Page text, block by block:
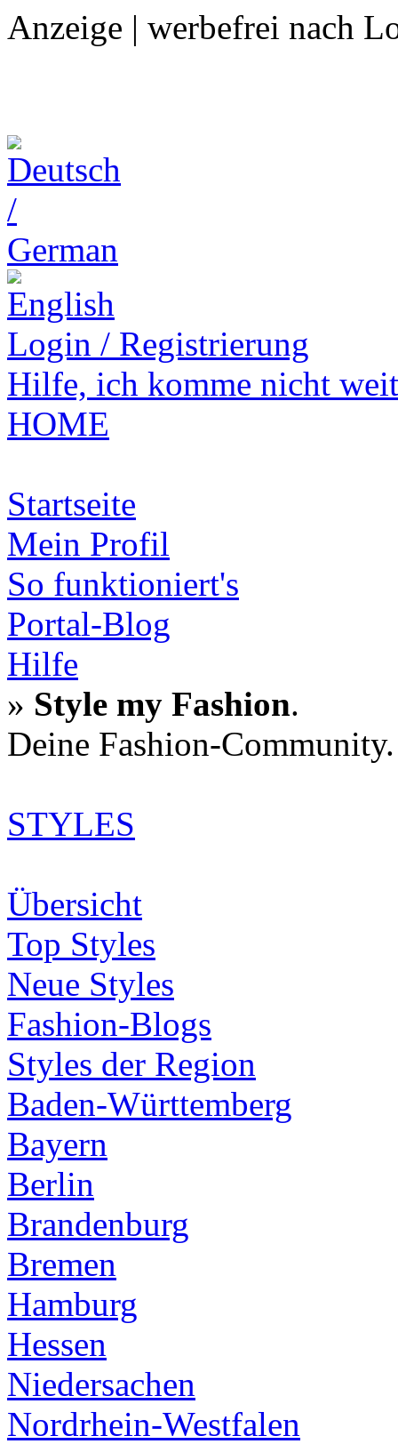
Anzeige | werbefrei nach
Login / Registrierung
Hilfe, ich komme nicht
HOME
Startseite
Mein Profil
So funktioniert's
Portal-Blog
Hilfe
» Style my Fashion.
Deine Fashion-
STYLES
Übersicht
Top Styles
Neue Styles
Fashion-Blogs
Styles der Region
Baden-Württemberg
Bayern
Berlin
Brandenburg
Bremen
Hamburg
Hessen
Niedersachen
Nordrhein-Westfalen